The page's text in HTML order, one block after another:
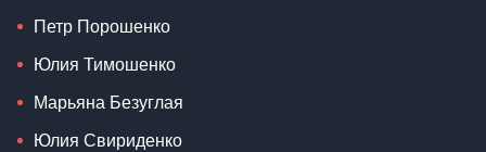
Петр Порошенко
Юлия Тимошенко
Марьяна Безуглая
Юлия Свириденко